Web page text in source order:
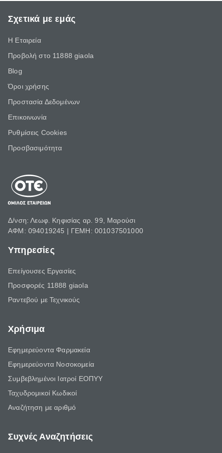
Σχετικά με εμάς
Η Εταιρεία
Προβολή στο 11888 giaola
Blog
Όροι χρήσης
Προστασία Δεδομένων
Επικοινωνία
Ρυθμίσεις Cookies
Προσβασιμότητα
Δ/νση: Λεωφ. Κηφισίας αρ. 99, Μαρούσι
ΑΦΜ: 094019245 | ΓΕΜΗ: 001037501000
Υπηρεσίες
Επείγουσες Εργασίες
Προσφορές 11888 giaola
Ραντεβού με Τεχνικούς
Χρήσιμα
Εφημερεύοντα Φαρμακεία
Εφημερεύοντα Νοσοκομεία
Συμβεβλημένοι Ιατροί ΕΟΠΥΥ
Ταχυδρομικοί Κωδικοί
Αναζήτηση με αριθμό
Συχνές Αναζητήσεις